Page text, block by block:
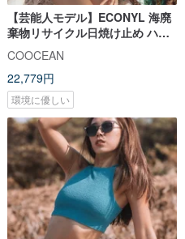
【芸能人モデル】ECONYL 海廃
棄物リサイクル日焼け止め ハイ
カット ワンピース水着ブラック
COOCEAN
22,779円
環境に優しい